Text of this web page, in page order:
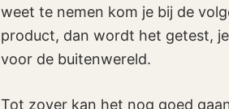
weet te nemen kom je bij de
product, dan wordt het getest,
voor de buitenwereld.
Tot zover kan het nog goed